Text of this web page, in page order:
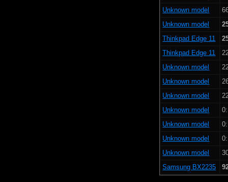
Unknown model
Unknown model
Thinkpad Edge 11
Thinkpad Edge 11
Unknown model
Unknown model
Unknown model
Unknown model
Unknown model
Unknown model
Unknown model
Samsung BX2235